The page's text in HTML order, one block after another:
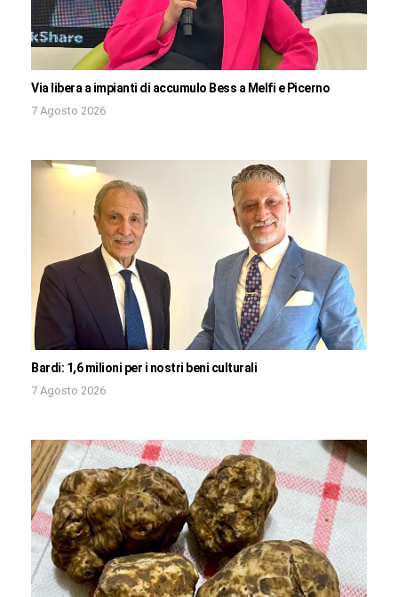
Via libera a impianti di accumulo Bess a Melfi e Picerno
7 Agosto 2026
Bardi: 1,6 milioni per i nostri beni culturali
7 Agosto 2026